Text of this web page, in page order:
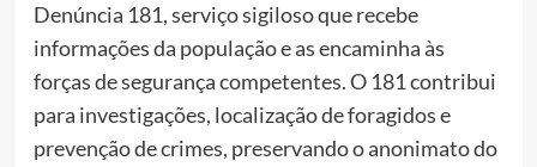
Denúncia 181, serviço sigiloso que recebe
informações da população e as encaminha às
forças de segurança competentes. O 181 contribui
para investigações, localização de foragidos e
prevenção de crimes, preservando o anonimato do